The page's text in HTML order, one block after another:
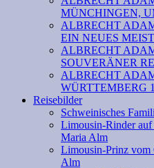
MÜNCHINGEN,
ALBRECHT
EIN NEUES
ALBRECHT
SOUVERÄNER
ALBRECHT
WÜRTTEMBERG
Reisebilder
Schweinisches
Limousin-Rinder
Maria Alm
Limousin-Prinz vom
Alm